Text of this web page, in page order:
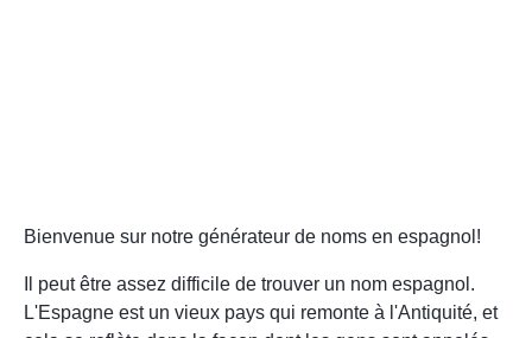
Bienvenue sur notre générateur de noms en espagnol!
Il peut être assez difficile de trouver un nom espagnol.
L'Espagne est un vieux pays qui remonte à l'Antiquité, et